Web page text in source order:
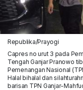
Republika/Prayogi
Capres no urut 3 pada
Tengah Ganjar Pranowo
Pemenangan Nasional
Halal bihalal dan
barisan TPN Ganjar-